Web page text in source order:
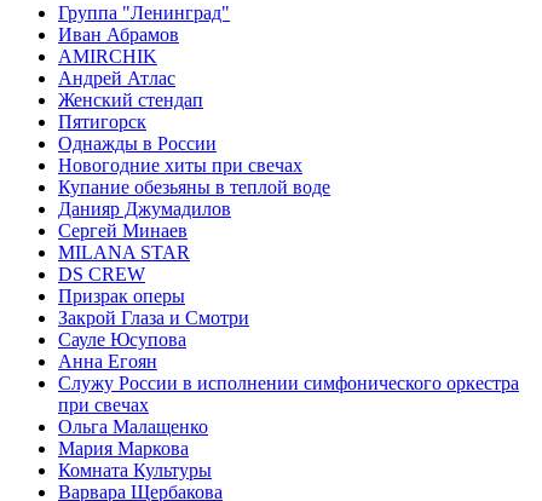
Группа "Ленинград"
Иван Абрамов
AMIRCHIK
Андрей Атлас
Женский стендап
Пятигорск
Однажды в России
Новогодние хиты при свечах
Купание обезьяны в теплой воде
Данияр Джумадилов
Сергей Минаев
MILANA STAR
DS CREW
Призрак оперы
Закрой Глаза и Смотри
Сауле Юсупова
Анна Егоян
Служу России в исполнении симфонического оркестра
при свечах
Ольга Малащенко
Мария Маркова
Комната Культуры
Варвара Щербакова